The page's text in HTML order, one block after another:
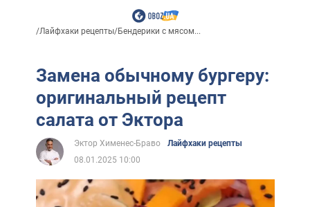
/Лайфхаки рецепты/Бендерики с мясом...
Замена обычному бургеру:
оригинальный рецепт
салата от Эктора
Эктор Хименес-Браво
Лайфхаки рецепты
08.01.2025 10:00